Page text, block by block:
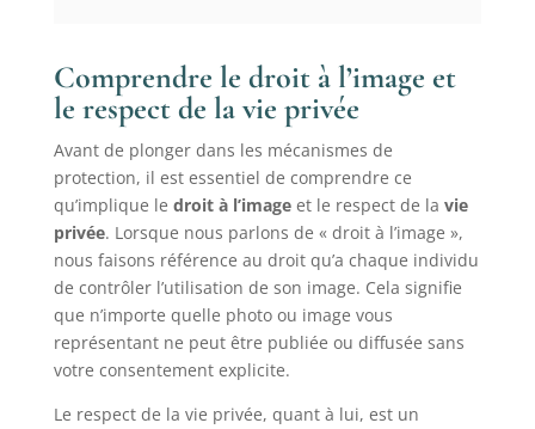
Comprendre le droit à l’image et
le respect de la vie privée
Avant de plonger dans les mécanismes de
protection, il est essentiel de comprendre ce
qu’implique le droit à l’imageet le respect de la vie
privée. Lorsque nous parlons de « droit à l’image »,
nous faisons référence au droit qu’a chaque individu
de contrôler l’utilisation de son image. Cela signifie
que n’importe quelle photo ou image vous
représentant ne peut être publiée ou diffusée sans
votre consentement explicite.
Le respect de la vie privée, quant à lui, est un